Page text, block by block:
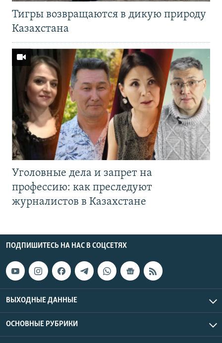
Тигры возвращаются в дикую природу
Казахстана
Уголовные дела и запрет на
профессию: как преследуют
журналистов в Казахстане
ПОДПИШИТЕСЬ НА НАС В СОЦСЕТЯХ
ВЫХОДНЫЕ ДАННЫЕ
ОСНОВНЫЕ РУБРИКИ